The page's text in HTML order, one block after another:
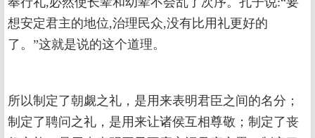
想安定君主的地位,治理民众,没有比用礼更好的
了。”这就是说的这个道理。
所以制定了朝觑之礼，是用来表明君臣之间的名分；
制定了聘问之礼，是用来让诸侯互相尊敬；制定了丧